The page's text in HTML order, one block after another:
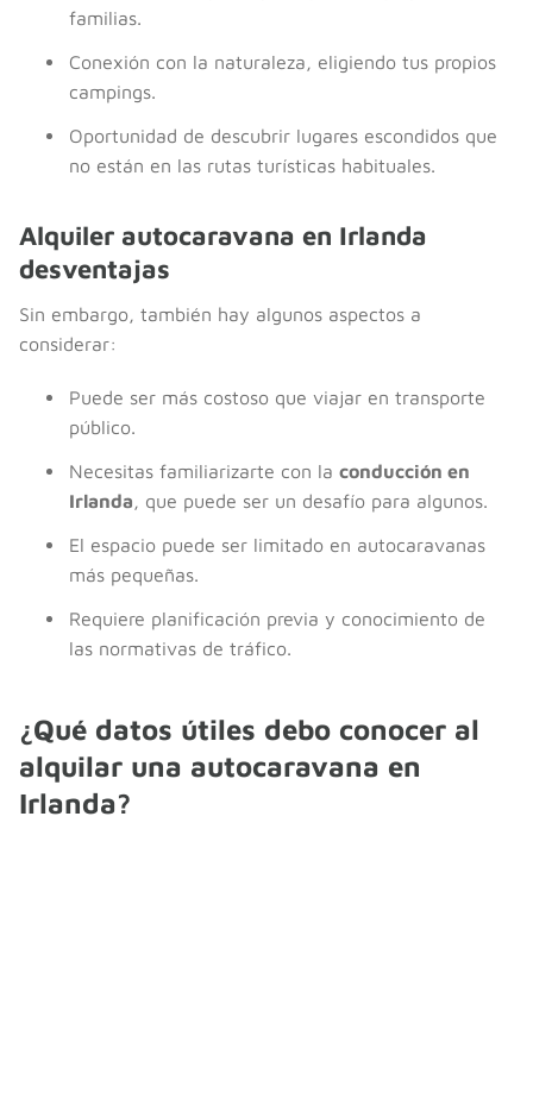
familias.
Conexión con la naturaleza, eligiendo tus propios
campings.
Oportunidad de descubrir lugares escondidos que
no están en las rutas turísticas habituales.
Alquiler autocaravana en Irlanda
desventajas
Sin embargo, también hay algunos aspectos a
considerar:
Puede ser más costoso que viajar en transporte
público.
Necesitas familiarizarte con la conducción en
Irlanda, que puede ser un desafío para algunos.
El espacio puede ser limitado en autocaravanas
más pequeñas.
Requiere planificación previa y conocimiento de
las normativas de tráfico.
¿Qué datos útiles debo conocer al
alquilar una autocaravana en
Irlanda?